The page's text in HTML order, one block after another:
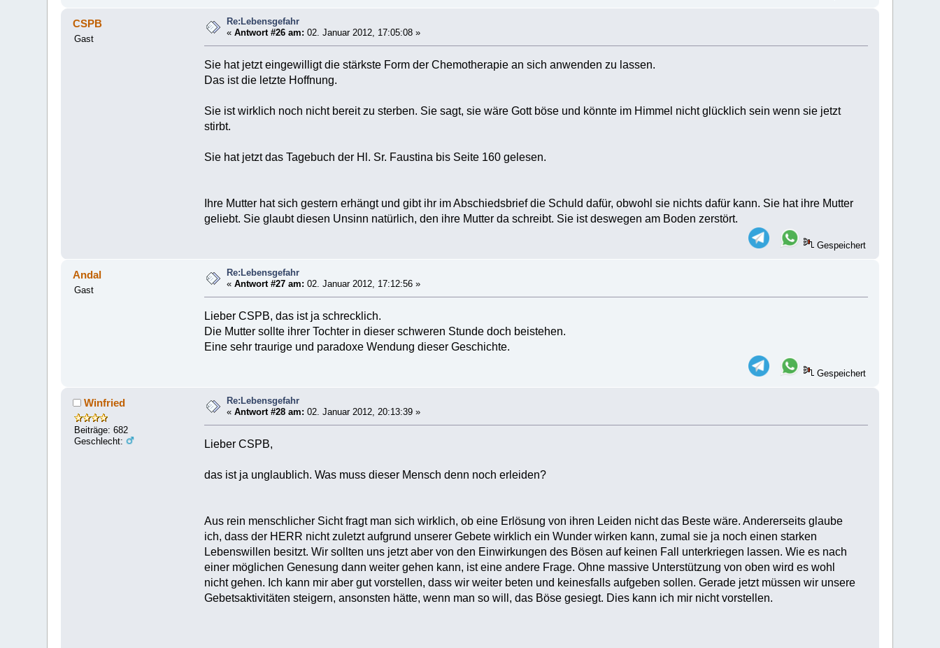
CSPB
Gast
Re:Lebensgefahr
«Antwort #26 am: 02. Januar 2012, 17:05:08 »
Sie hat jetzt eingewilligt die stärkste Form der Chemotherapie an sich anwenden zu lassen.
Das ist die letzte Hoffnung.
Sie ist wirklich noch nicht bereit zu sterben. Sie sagt, sie wäre Gott böse und könnte im Himmel nicht glücklich sein wenn sie jetzt
stirbt.
Sie hat jetzt das Tagebuch der Hl. Sr. Faustina bis Seite 160 gelesen.
Ihre Mutter hat sich gestern erhängt und gibt ihr im Abschiedsbrief die Schuld dafür, obwohl sie nichts dafür kann. Sie hat ihre Mutter
geliebt. Sie glaubt diesen Unsinn natürlich, den ihre Mutter da schreibt. Sie ist deswegen am Boden zerstört.
Gespeichert
Andal
Gast
Re:Lebensgefahr
«Antwort #27 am: 02. Januar 2012, 17:12:56 »
Lieber CSPB, das ist ja schrecklich.
Die Mutter sollte ihrer Tochter in dieser schweren Stunde doch beistehen.
Eine sehr traurige und paradoxe Wendung dieser Geschichte.
Gespeichert
Winfried
Beiträge: 682
Geschlecht:
Re:Lebensgefahr
«Antwort #28 am: 02. Januar 2012, 20:13:39 »
Lieber CSPB,
das ist ja unglaublich. Was muss dieser Mensch denn noch erleiden?
Aus rein menschlicher Sicht fragt man sich wirklich, ob eine Erlösung von ihren Leiden nicht das Beste wäre. Andererseits glaube
ich, dass der HERR nicht zuletzt aufgrund unserer Gebete wirklich ein Wunder wirken kann, zumal sie ja noch einen starken
Lebenswillen besitzt. Wir sollten uns jetzt aber von den Einwirkungen des Bösen auf keinen Fall unterkriegen lassen. Wie es nach
einer möglichen Genesung dann weiter gehen kann, ist eine andere Frage. Ohne massive Unterstützung von oben wird es wohl
nicht gehen. Ich kann mir aber gut vorstellen, dass wir weiter beten und keinesfalls aufgeben sollen. Gerade jetzt müssen wir unsere
Gebetsaktivitäten steigern, ansonsten hätte, wenn man so will, das Böse gesiegt. Dies kann ich mir nicht vorstellen.